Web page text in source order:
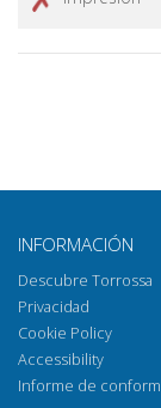
INFORMACIÓN
Descubre Torrossa
Privacidad
Cookie Policy
Accessibility
Informe de